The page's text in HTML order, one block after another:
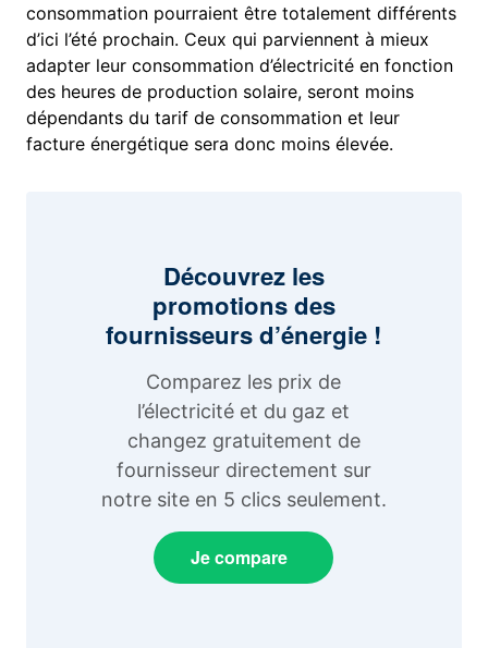
consommation pourraient être totalement différents
d’ici l’été prochain. Ceux qui parviennent à mieux
adapter leur consommation d’électricité en fonction
des heures de production solaire, seront moins
dépendants du tarif de consommation et leur
facture énergétique sera donc moins élevée.
Découvrez les
promotions des
fournisseurs d’énergie !
Comparez les prix de
l’électricité et du gaz et
changez gratuitement de
fournisseur directement sur
notre site en 5 clics seulement.
Je compare